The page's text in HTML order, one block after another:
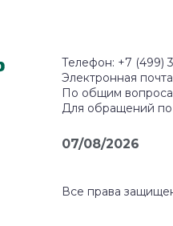
Телефон: +7 (499)
Электронная
По общим
Для обращений
07/08/2026
Все права